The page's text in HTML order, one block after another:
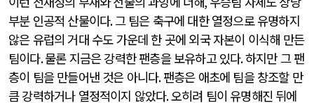
부분 인공적 산물이다.그 팀은 축구에 대한 열정으로 유명하지
않은 유럽의 거대 수도 가운데 한 곳에 외국 자본이 이식해 만든
팀이다.물론 지금은 강력한 팬층을 보유하고 있다.하지만 그 팬
층이 팀을 만들어낸 것은 아니다.팬층은 애초에 팀을 창조할 만
큼 강력하거나 열정적이지 않았다.오히려 팀이 유명해진 뒤에